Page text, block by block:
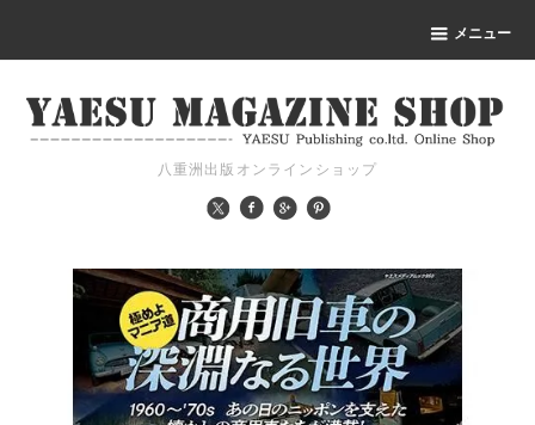
メニュー
八重洲出版オンラインショップ